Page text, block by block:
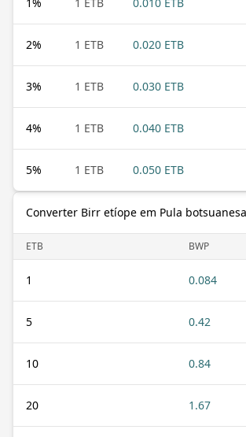
2% 1 ETB 0.020 ETB
3% 1 ETB 0.030 ETB
4% 1 ETB 0.040 ETB
5% 1 ETB 0.050 ETB
Converter Birr etíope em Pula botsuanesa
ETB BWP
1 0.084
5 0.42
10 0.84
20 1.67